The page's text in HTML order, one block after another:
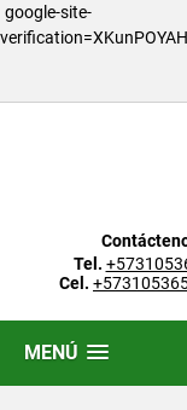
google-site-
Tel.
Cel.
MENÚ